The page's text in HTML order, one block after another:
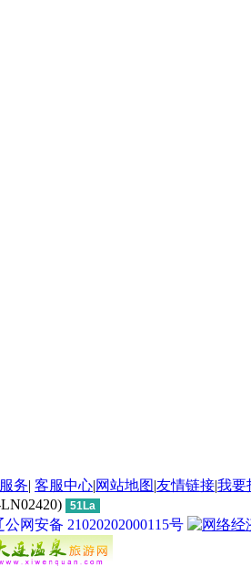
务| 客服中心|网站地图|友情链接|我要
51La
公网安备 21020202000115号